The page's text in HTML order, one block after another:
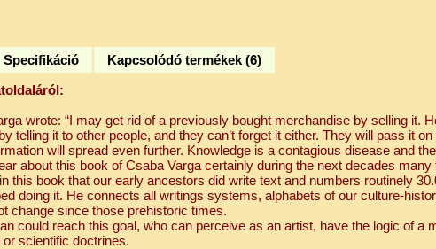
Specifikáció
Kapcsolódó termékek (6)
wrote: “I may get rid of a previously bought merchandise by selling it.
telling it to other people, and they can’t forget it either. They will pass it
will spread even further. Knowledge is a contagious disease and
about this book of Csaba Varga certainly during the next decades
this book that our early ancestors did write text and numbers routinely
doing it. He connects all writings systems, alphabets of our culture-
change since those prehistoric times.
could reach this goal, who can perceive as an artist, have the logic of a
or scientific doctrines.